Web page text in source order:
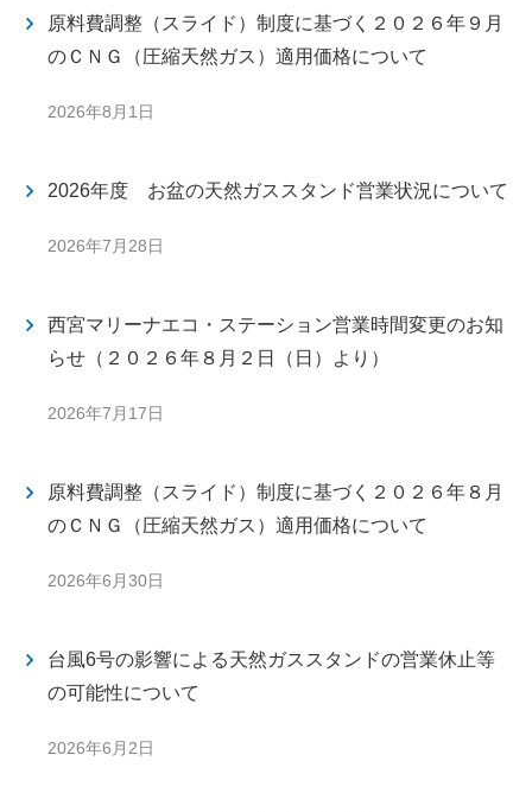
2026年8月1日
原料費調整（スライド）制度に基づく２０２６年９月
のＣＮＧ（圧縮天然ガス）適用価格について
2026年7月28日
2026年度 お盆の天然ガススタンド営業状況について
2026年7月17日
西宮マリーナエコ・ステーション営業時間変更のお知
らせ（２０２６年８月２日（日）より）
2026年6月30日
原料費調整（スライド）制度に基づく２０２６年８月
のＣＮＧ（圧縮天然ガス）適用価格について
2026年6月2日
台風6号の影響による天然ガススタンドの営業休止等
の可能性について